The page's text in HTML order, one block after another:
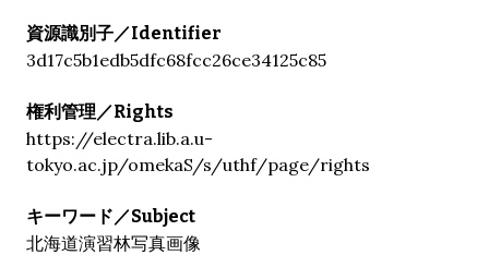
資源識別子／Identifier
3d17c5b1edb5dfc68fcc26ce34125c85
権利管理／Rights
https://electra.lib.a.u-
tokyo.ac.jp/omekaS/s/uthf/page/rights
キーワード／Subject
北海道演習林写真画像